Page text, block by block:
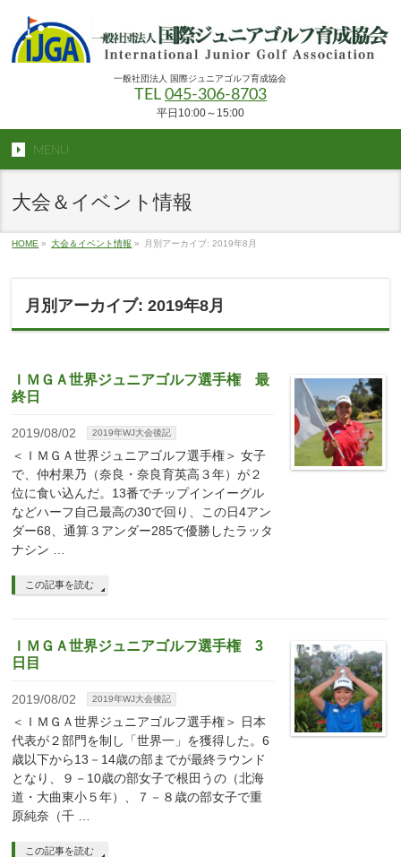
一般社団法人 国際ジュニアゴルフ育成協会
TEL 045-306-8703
平日10:00～15:00
MENU
大会＆イベント情報
HOME » 大会＆イベント情報 » 月別アーカイブ: 2019年8月
月別アーカイブ: 2019年8月
ＩＭＧＡ世界ジュニアゴルフ選手権 最
終日
2019/08/02 2019年WJ大会後記
＜ＩＭＧＡ世界ジュニアゴルフ選手権＞ 女子
で、仲村果乃（奈良・奈良育英高３年）が２
位に食い込んだ。13番でチップインイーグル
などハーフ自己最高の30で回り、この日4アン
ダー68、通算３アンダー285で優勝したラッタ
ナシン …
この記事を読む
ＩＭＧＡ世界ジュニアゴルフ選手権 3
日目
2019/08/02 2019年WJ大会後記
＜ＩＭＧＡ世界ジュニアゴルフ選手権＞ 日本
代表が２部門を制し「世界一」を獲得した。6
歳以下から13－14歳の部までが最終ラウンド
となり、９－10歳の部女子で根田うの（北海
道・大曲東小５年）、７－８歳の部女子で重
原純奈（千 …
この記事を読む